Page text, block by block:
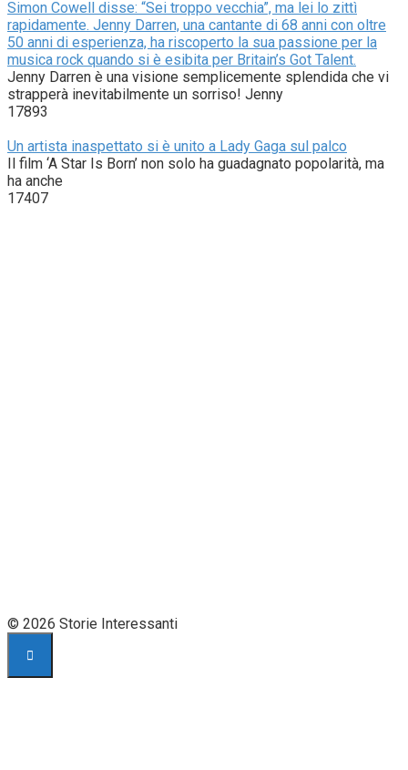
Simon Cowell disse: “Sei troppo vecchia”, ma lei lo zittì
rapidamente. Jenny Darren, una cantante di 68 anni con oltre
50 anni di esperienza, ha riscoperto la sua passione per la
musica rock quando si è esibita per Britain’s Got Talent.
Jenny Darren è una visione semplicemente splendida che vi
strapperà inevitabilmente un sorriso! Jenny
17893
Un artista inaspettato si è unito a Lady Gaga sul palco
Il film ‘A Star Is Born’ non solo ha guadagnato popolarità, ma
ha anche
17407
© 2026 Storie Interessanti